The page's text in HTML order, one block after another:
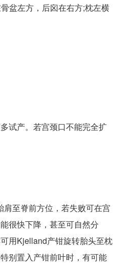
盆左方，后囟在右方;枕左横
试产。若宫颈口不能完全扩
至脊前方位，若失败可在宫
很快下降，甚至可自然分
用Kjelland产钳旋转胎头至枕
别置入产钳前叶时，有可能